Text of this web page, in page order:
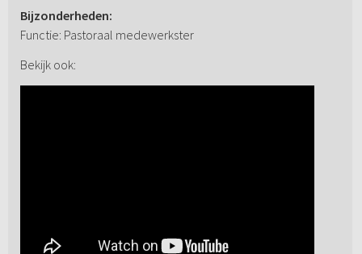
Bijzonderheden:
Functie: Pastoraal medewerkster
Bekijk ook: